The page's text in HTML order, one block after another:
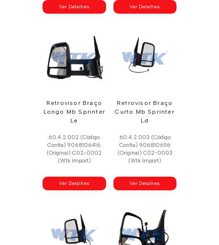
Ver Detalhes Ver Detalhes
Retrovisor Braço
Longo Mb Sprinter
Le
60.4.2.002 (Código
Confia) 9068106416
(Original) C02-0002
(Wtk Import)
Ver Detalhes
Retrovisor Braço
Curto Mb Sprinter
Ld
60.4.2.003 (Código
Confia) 9068106116
(Original) C02-0003
(Wtk Import)
Ver Detalhes